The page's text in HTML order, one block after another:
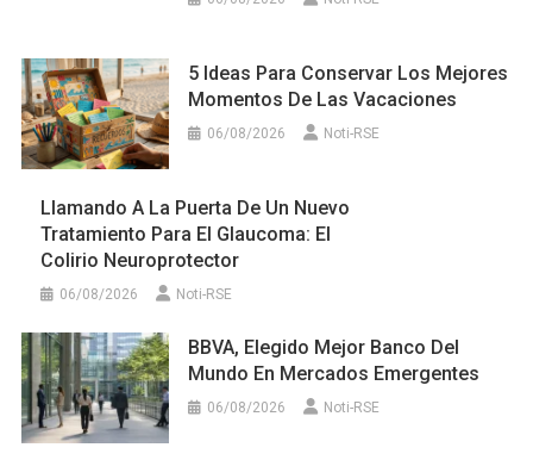
5 Ideas Para Conservar Los Mejores
Momentos De Las Vacaciones
06/08/2026 Noti-RSE
Llamando A La Puerta De Un Nuevo
Tratamiento Para El Glaucoma: El
Colirio Neuroprotector
06/08/2026 Noti-RSE
BBVA, Elegido Mejor Banco Del
Mundo En Mercados Emergentes
06/08/2026 Noti-RSE